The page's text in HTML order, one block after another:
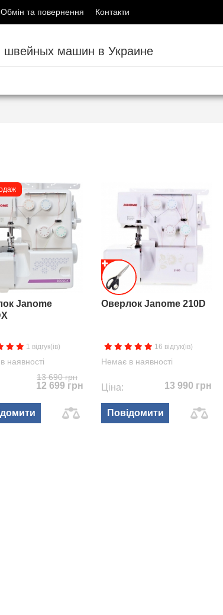
Обмін та повернення Контакти
швейных машин в Украине
Janome
1 відгук(ів)
наявності
13 690 грн
12 699 грн
Оверлок Janome 210D
16 відгук(ів)
Немає в наявності
Ціна: 13 990 грн
Повідомити